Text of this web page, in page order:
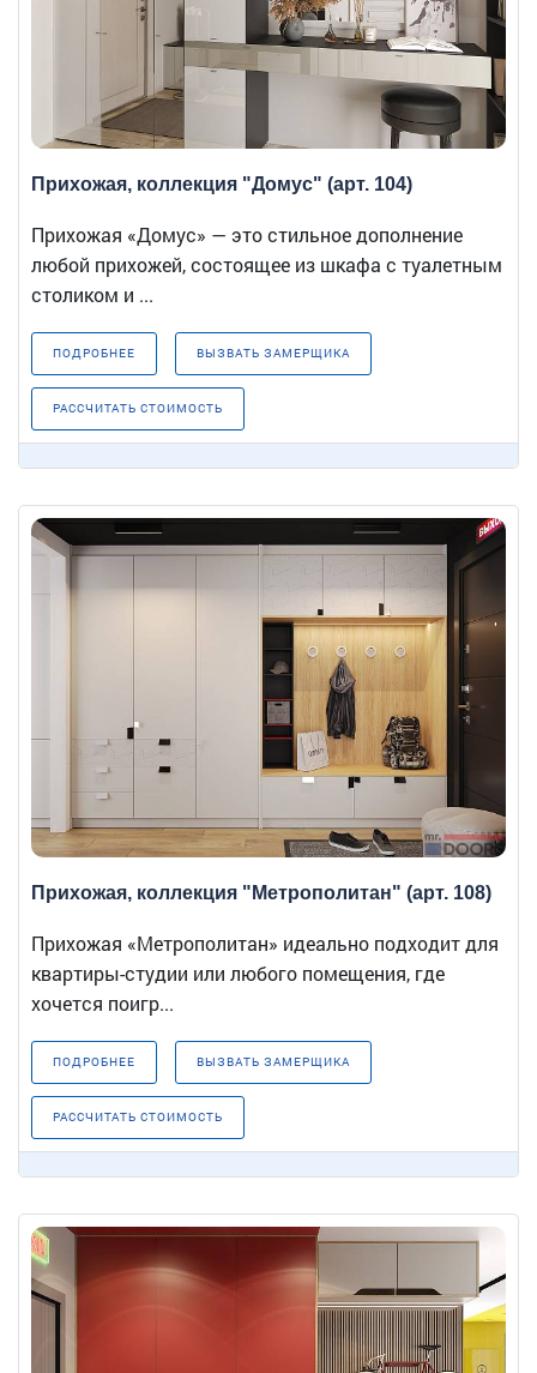
Прихожая, коллекция "Домус" (арт. 104)
Прихожая «Домус» — это стильное дополнение
любой прихожей, состоящее из шкафа с туалетным
столиком и ...
ПОДРОБНЕЕ ВЫЗВАТЬ ЗАМЕРЩИКА
РАССЧИТАТЬ СТОИМОСТЬ
Прихожая, коллекция "Метрополитан" (арт. 108)
Прихожая «Метрополитан» идеально подходит для
квартиры-студии или любого помещения, где
хочется поигр...
ПОДРОБНЕЕ ВЫЗВАТЬ ЗАМЕРЩИКА
РАССЧИТАТЬ СТОИМОСТЬ